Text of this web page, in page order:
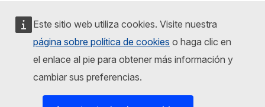
Este sitio web utiliza cookies. Visite nuestra
página sobre política de cookies o haga clic en
el enlace al pie para obtener más información y
cambiar sus preferencias.